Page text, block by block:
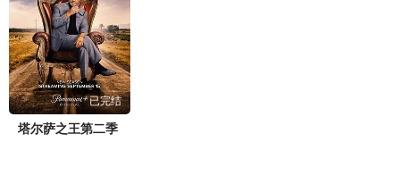
已完结
塔尔萨之王第二季